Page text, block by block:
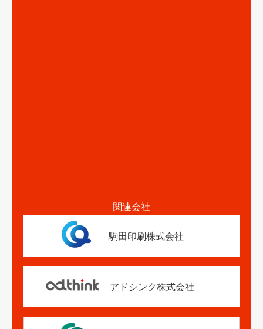
関連会社
駒田印刷株式会社
アドシンク株式会社